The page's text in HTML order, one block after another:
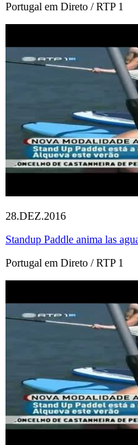
Portugal em Direto / RTP 1
28.DEZ.2016
Standup Paddle anima las
Portugal em Direto / RTP 1